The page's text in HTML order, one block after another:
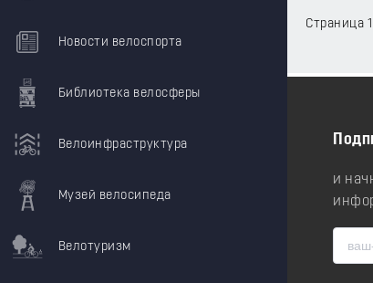
Новости велоспорта
Библиотека велосферы
Велоинфраструктура
Музей велосипеда
Велотуризм
Страница
и